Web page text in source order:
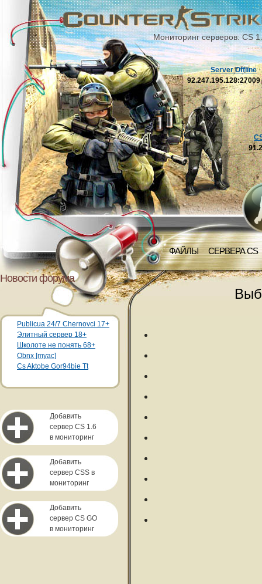
Мониторинг серверов: CS
ФАЙЛЫ СЕРВЕРА CS
Server Offline
92.247.195.128:27009
Новости форума
Publicua 24/7 Chernovci 17+
Элитный сервер 18+
Школоте не понять 68+
Obnx [myac]
Cs Aktobe Gor94bie Tt
Добавить
сервер CS 1.6
в мониторинг
Добавить
сервер CSS в
мониторинг
Добавить
сервер CS GO
в мониторинг